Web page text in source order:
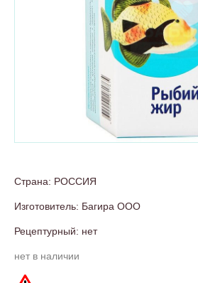
Страна: РОССИЯ
Изготовитель: Багира ООО
Рецептурный: нет
нет в наличии